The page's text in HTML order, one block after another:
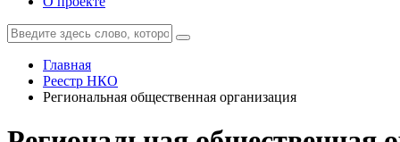
Главная
Реестр НКО
Региональная общественная организация